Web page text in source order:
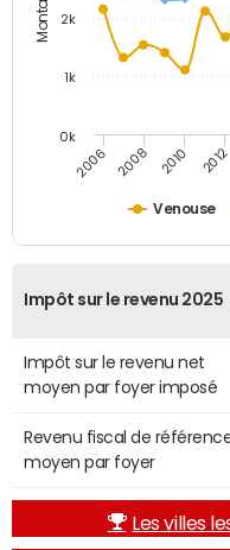
Venouse
2006 2008 2010 2012
0k
1k
2k
Impôt sur le revenu 2025
Impôt sur le revenu net
moyen par foyer imposé
Revenu fiscal de
moyen par foyer
Les villes